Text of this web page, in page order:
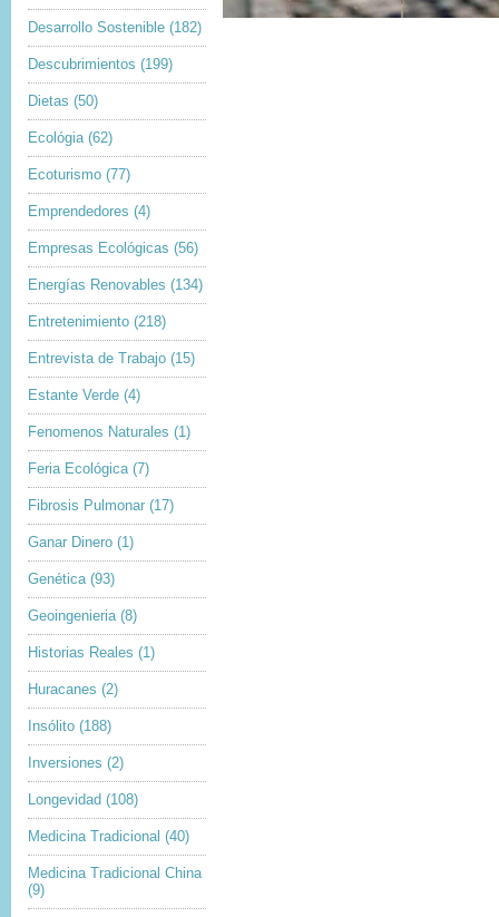
Desarrollo Sostenible (182)
Descubrimientos (199)
Dietas (50)
Ecológia (62)
Ecoturismo (77)
Emprendedores (4)
Empresas Ecológicas (56)
Energías Renovables (134)
Entretenimiento (218)
Entrevista de Trabajo (15)
Estante Verde (4)
Fenomenos Naturales (1)
Feria Ecológica (7)
Fibrosis Pulmonar (17)
Ganar Dinero (1)
Genética (93)
Geoingenieria (8)
Historias Reales (1)
Huracanes (2)
Insólito (188)
Inversiones (2)
Longevidad (108)
Medicina Tradicional (40)
Medicina Tradicional China
(9)